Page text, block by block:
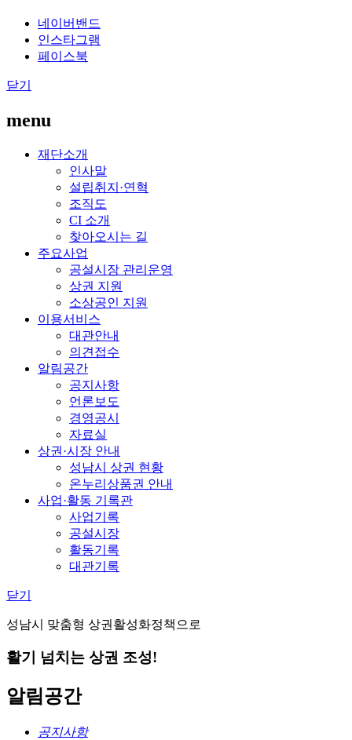
네이버밴드
인스타그램
페이스북
닫기
menu
재단소개
인사말
설립취지·연혁
조직도
CI 소개
찾아오시는 길
주요사업
공설시장 관리운영
상권 지원
소상공인 지원
이용서비스
대관안내
의견접수
알림공간
공지사항
언론보도
경영공시
자료실
상권·시장 안내
성남시 상권 현황
온누리상품권 안내
사업·활동 기록관
사업기록
공설시장
활동기록
대관기록
닫기
성남시 맞춤형 상권활성화정책으로
활기 넘치는 상권 조성!
알림공간
공지사항